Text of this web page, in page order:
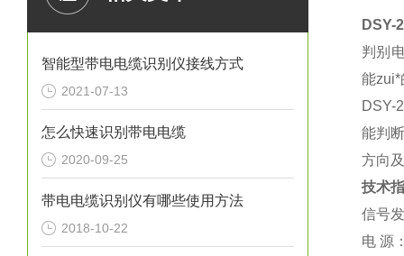
智能型带电电缆识别仪接线方式
2021-07-13
怎么快速识别带电电缆
2020-09-25
带电电缆识别仪有哪些使用方法
2018-10-22
DSY-
判别
能zui*
DSY-
能判
方向
技术
信号
电 源